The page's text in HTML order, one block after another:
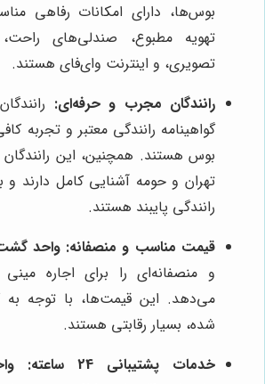
بوس‌ها، دارای امکانات رفاهی
تهویه مطبوع، صندلی‌های
تصویری، و اینترنت وای‌فای هستند.
رانندگان مجرب و حرفه‌ای:
گواهینامه رانندگی معتبر و تجربه
بوس هستند. همچنین، این
تهران و حومه آشنایی کامل دارند و
رانندگی پایبند هستند.
قیمت مناسب و منصفانه: واحد
و منصفانه‌ای را برای اجاره
می‌دهد. این قیمت‌ها، با توجه به
شده، بسیار رقابتی هستند.
خدمات پشتیبانی 24 ساعته: